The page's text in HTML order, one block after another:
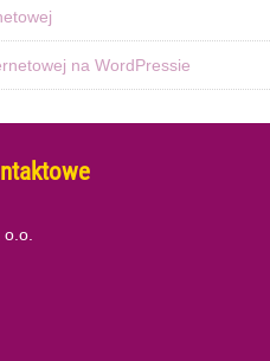
na WordPressie